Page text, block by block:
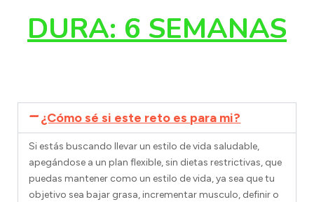
DURA: 6 SEMANAS
¿Cómo sé si este reto es para mi?
Si estás buscando llevar un estilo de vida saludable,
apegándose a un plan flexible, sin dietas restrictivas, que
puedas mantener como un estilo de vida, ya sea que tu
objetivo sea bajar grasa, incrementar musculo, definir o